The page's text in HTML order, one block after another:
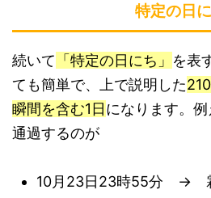
特定の日
続いて 「特定の日にち」 を表
ても簡単で、上で説明した
瞬間を含む1日になります。
通過するのが
10月23日23時55分 →